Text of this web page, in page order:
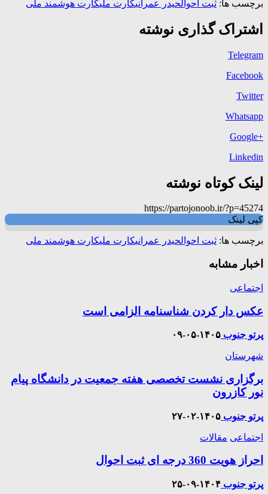
برچسب ها: ثبت احوالحیدر عمرانیکارت ملیکارت هوشمند ملی
اشتراک گذاری نوشته
Telegram
Facebook
Twitter
Whatsapp
+Google
Linkedin
لینک کوتاه نوشته
https://partojonoob.ir/?p=45274
کپی لینک
برچسب ها: ثبت احوالحیدر عمرانیکارت ملیکارت هوشمند ملی
اخبار مشابه
اجتماعی
عکس دار کردن شناسنامه الزامی است
پرتو جنوب ۱۴۰۵-۰۵-۰۹
شهرستان
برگزاری نشست تخصصی هفته جمعیت در دانشگاه پیام
نور کازرون
پرتو جنوب ۱۴۰۵-۰۲-۲۷
اجتماعی مقالات
احراز هویت 360 درجه ای ثبت احوال
پرتو جنوب ۱۴۰۴-۰۹-۲۵